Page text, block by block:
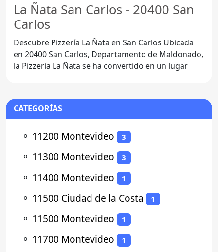
La Ñata San Carlos - 20400 San
Carlos
Descubre Pizzería La Ñata en San Carlos Ubicada
en 20400 San Carlos, Departamento de Maldonado,
la Pizzería La Ñata se ha convertido en un lugar
CATEGORÍAS
⚬ 11200 Montevideo 3
⚬ 11300 Montevideo 3
⚬ 11400 Montevideo 1
⚬ 11500 Ciudad de la Costa 1
⚬ 11500 Montevideo 1
⚬ 11700 Montevideo 1